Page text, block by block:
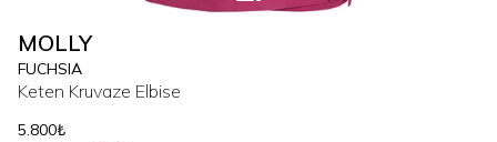
MOLLY
FUCHSIA
Keten Kruvaze Elbise
5.800₺